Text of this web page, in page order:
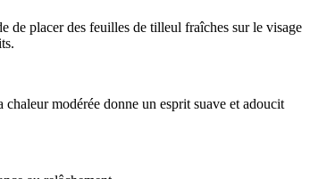
de placer des feuilles de tilleul fraîches sur le visage
modérée donne un esprit suave et adoucit